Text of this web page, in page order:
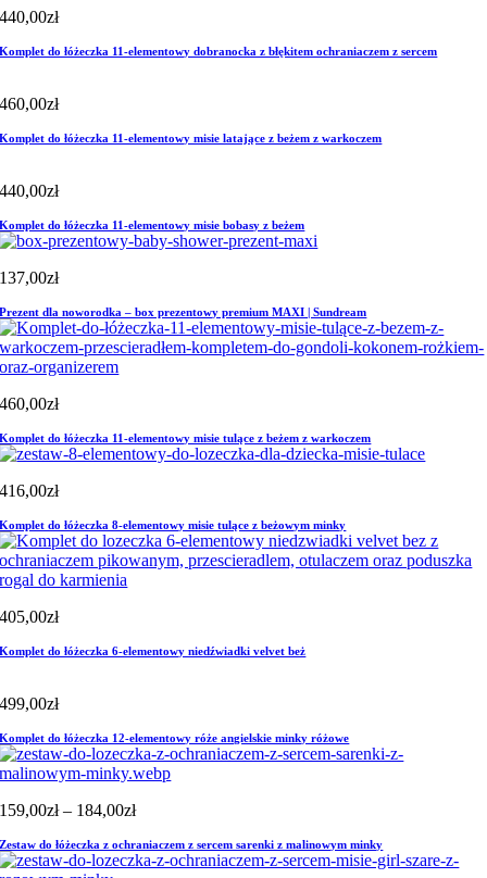
440,00zł
Komplet do łóżeczka 11-elementowy dobranocka z błękitem ochraniaczem z sercem
460,00zł
Komplet do łóżeczka 11-elementowy misie latające z beżem z warkoczem
440,00zł
Komplet do łóżeczka 11-elementowy misie bobasy z beżem
137,00zł
Prezent dla noworodka – box prezentowy premium MAXI | Sundream
460,00zł
Komplet do łóżeczka 11-elementowy misie tulące z beżem z warkoczem
416,00zł
Komplet do łóżeczka 8-elementowy misie tulące z beżowym minky
405,00zł
Komplet do łóżeczka 6-elementowy niedźwiadki velvet beż
499,00zł
Komplet do łóżeczka 12-elementowy róże angielskie minky różowe
159,00zł – 184,00złZakres
od
159,00zł
Zestaw do łóżeczka z ochraniaczem z sercem sarenki z malinowym minky